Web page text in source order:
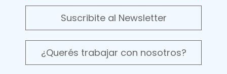
Suscribite al Newsletter
¿Querés trabajar con nosotros?